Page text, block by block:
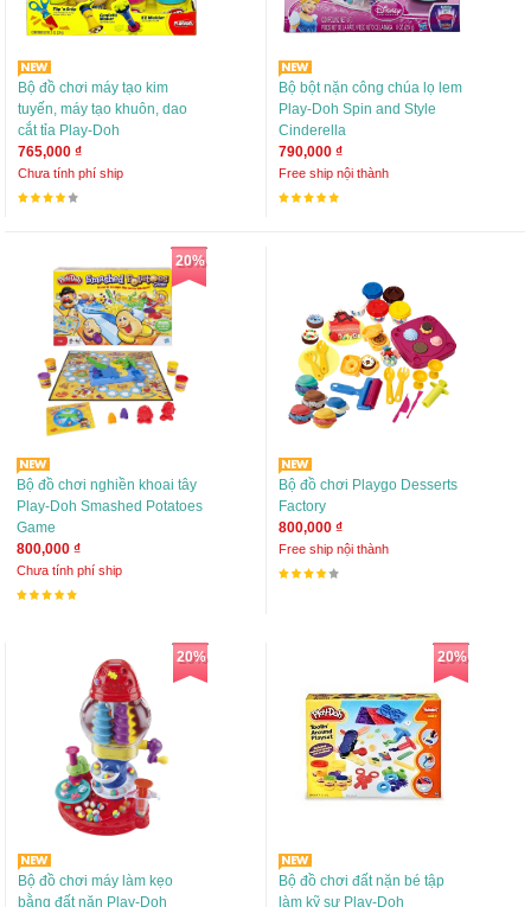
Bộ đồ chơi máy tạo kim
tuyến, máy tạo khuôn, dao
cắt tỉa Play-Doh
765,000 ₫
Chưa tính phí ship
Bộ bột nặn công chúa lọ lem
Play-Doh Spin and Style
Cinderella
790,000 ₫
Free ship nội thành
20%
Bộ đồ chơi nghiền khoai tây
Play-Doh Smashed Potatoes
Game
800,000 ₫
Chưa tính phí ship
Bộ đồ chơi Playgo Desserts
Factory
800,000 ₫
Free ship nội thành
20%
Bộ đồ chơi máy làm kẹo
bằng đất nặn Play-Doh
20%
Bộ đồ chơi đất nặn bé tập
làm kỹ sư Play-Doh